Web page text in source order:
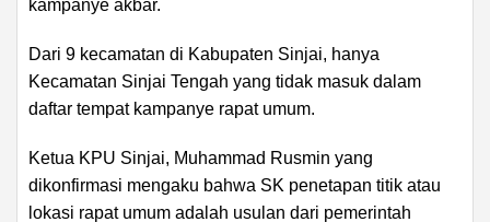
kampanye akbar.
Dari 9 kecamatan di Kabupaten Sinjai, hanya
Kecamatan Sinjai Tengah yang tidak masuk dalam
daftar tempat kampanye rapat umum.
Ketua KPU Sinjai, Muhammad Rusmin yang
dikonfirmasi mengaku bahwa SK penetapan titik atau
lokasi rapat umum adalah usulan dari pemerintah